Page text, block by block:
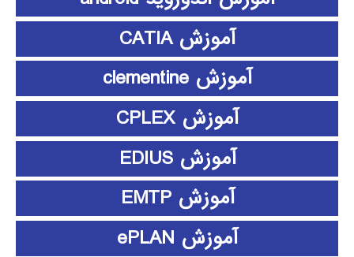
آموزش CATIA
آموزش clementine
آموزش CPLEX
آموزش EDIUS
آموزش EMTP
آموزش ePLAN